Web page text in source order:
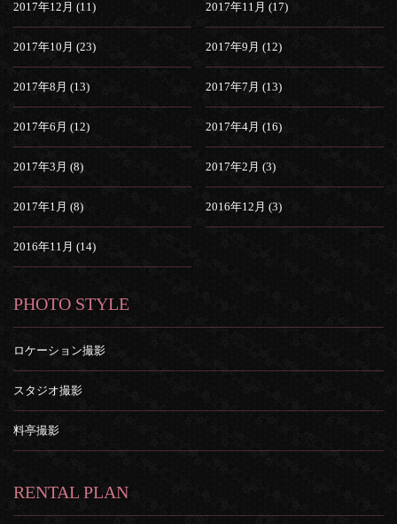
2017年12月 (11) 2017年11月 (17)
2017年10月 (23) 2017年9月 (12)
2017年8月 (13) 2017年7月 (13)
2017年6月 (12) 2017年4月 (16)
2017年3月 (8) 2017年2月 (3)
2017年1月 (8) 2016年12月 (3)
2016年11月 (14)
PHOTO STYLE
ロケーション撮影
スタジオ撮影
料亭撮影
RENTAL PLAN